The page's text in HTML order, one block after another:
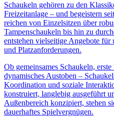
Schaukeln gehören zu den
Freizeitanlage – und begeistern
reichen von Einzelsitzen über
Tampenschaukeln bis hin zu
entstehen vielseitige Angebote
und Platzanforderungen.
Ob gemeinsames Schaukeln,
dynamisches Austoben –
Koordination und soziale
konstruiert, langlebig ausgeführt
Außenbereich konzipiert, stehen
dauerhaftes Spielvergnügen.